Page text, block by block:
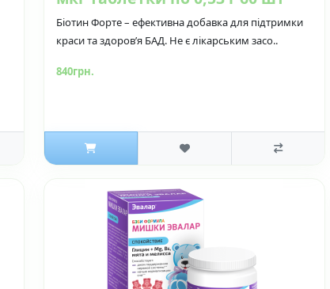
Біотин Форте – ефективна добавка для підтримки
краси та здоров’я БАД. Не є лікарським засо..
840грн.